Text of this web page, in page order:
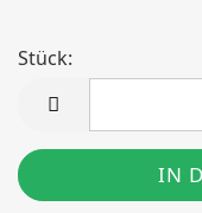
Stück:
Stück